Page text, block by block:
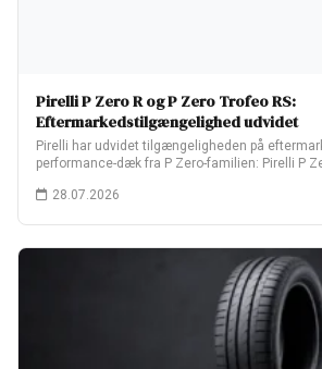
Pirelli P Zero R og P Zero Trofeo RS:
Eftermarkedstilgængelighed udvidet
Pirelli har udvidet tilgængeligheden på
performance-dæk fra P Zero-familien: Pirelli P
28.07.2026